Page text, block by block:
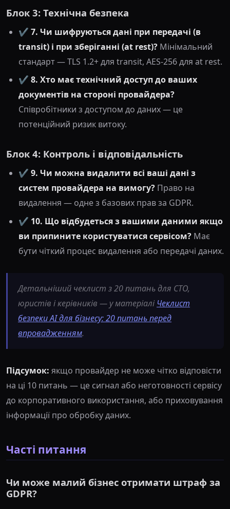
Блок 3: Технічна безпека
✔️ 7. Чи шифруються дані при передачі (в
transit) і при зберіганні (at rest)? Мінімальний
стандарт — TLS 1.2+ для transit, AES-256 для at rest.
✔️ 8. Хто має технічний доступ до ваших
документів на стороні провайдера?
Співробітники з доступом до даних — це
потенційний ризик витоку.
Блок 4: Контроль і відповідальність
✔️ 9. Чи можна видалити всі ваші дані з
систем провайдера на вимогу? Право на
видалення — одне з базових прав за GDPR.
✔️ 10. Що відбудеться з вашими даними якщо
ви припините користуватися сервісом? Має
бути чіткий процес видалення або передачі даних.
Детальніший чеклист з 20 питань для CTO,
юристів і керівників — у матеріалі Чеклист
безпеки AI для бізнесу: 20 питань перед
впровадженням.
Підсумок: якщо провайдер не може чітко відповісти
на ці 10 питань — це сигнал або неготовності сервісу
до корпоративного використання, або приховування
інформації про обробку даних.
Часті питання
Чи може малий бізнес отримати штраф за
GDPR?